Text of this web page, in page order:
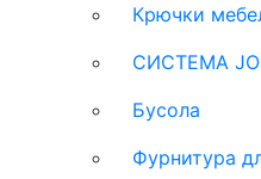
Крючки
СИСТЕМА
Бусола
Фурнитура